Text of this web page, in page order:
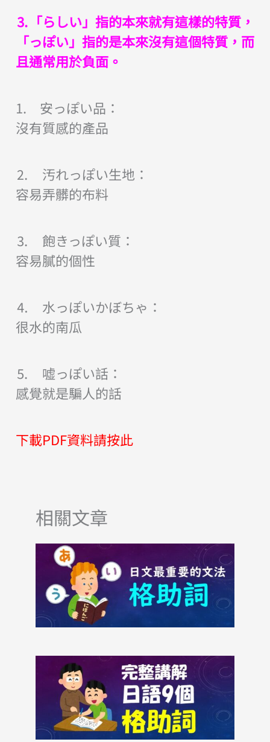
⒊「らしい」指的本來就有這樣的特質，
「っぽい」指的是本來沒有這個特質，而
且通常用於負面。
1. 安っぽい品：
沒有質感的產品
⒉ 汚れっぽい生地：
容易弄髒的布料
⒊ 飽きっぽい質：
容易膩的個性
⒋ 水っぽいかぼちゃ：
很水的南瓜
⒌ 嘘っぽい話：
感覺就是騙人的話
下載PDF資料請按此
相關文章